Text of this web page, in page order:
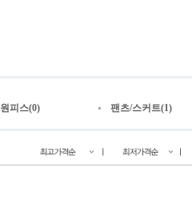
원피스(0) 팬츠/스커트(1)